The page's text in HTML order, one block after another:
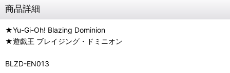
商品詳細
★Yu-Gi-Oh! Blazing Dominion
★遊戯王 ブレイジング・ドミニオン
BLZD-EN013